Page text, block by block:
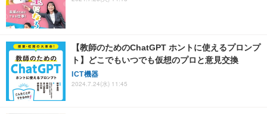
【教師のためのChatGPT ホントに使えるプロンプ
ト】どこでもいつでも仮想のプロと意見交換
ICT機器
2024.7.24(水) 11:45